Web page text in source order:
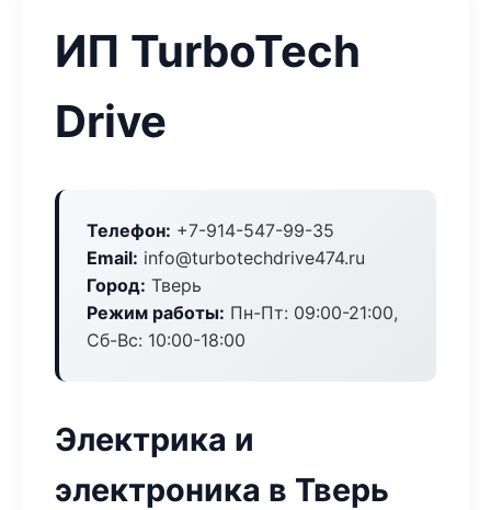
ИП TurboTech
Drive
Телефон: +7-914-547-99-35
Email: info@turbotechdrive474.ru
Город: Тверь
Режим работы: Пн-Пт: 09:00-21:00,
Сб-Вс: 10:00-18:00
Электрика и
электроника в Тверь